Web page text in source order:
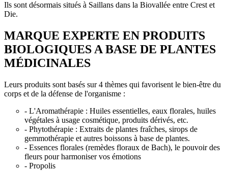
Ils sont désormais situés à Saillans dans la Biovallée entre Crest et
Die.
MARQUE EXPERTE EN PRODUITS
BIOLOGIQUES A BASE DE PLANTES
MÉDICINALES
Leurs produits sont basés sur 4 thèmes qui favorisent le bien-être du
corps et de la défense de l'organisme :
- L'Aromathérapie : Huiles essentielles, eaux florales, huiles
végétales à usage cosmétique, produits dérivés, etc.
- Phytothérapie : Extraits de plantes fraîches, sirops de
gemmothérapie et autres boissons à base de plantes.
- Essences florales (remèdes floraux de Bach), le pouvoir des
fleurs pour harmoniser vos émotions
- Propolis